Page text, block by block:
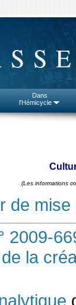
Dans
l'Hémicycle
(Les informations
de
2009-
la